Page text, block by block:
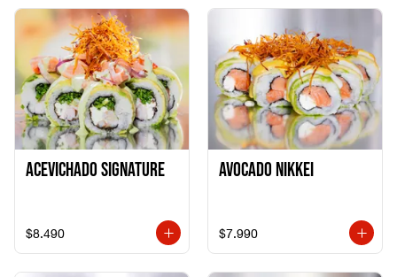
ACEVICHADO SIGNATURE
$8.490
AVOCADO NIKKEI
$7.990